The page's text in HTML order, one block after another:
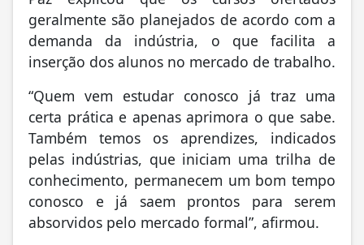
geralmente são planejados de acordo com a
demanda da indústria, o que facilita a
inserção dos alunos no mercado de trabalho.
“Quem vem estudar conosco já traz uma
certa prática e apenas aprimora o que sabe.
Também temos os aprendizes, indicados
pelas indústrias, que iniciam uma trilha de
conhecimento, permanecem um bom tempo
conosco e já saem prontos para serem
absorvidos pelo mercado formal”, afirmou.